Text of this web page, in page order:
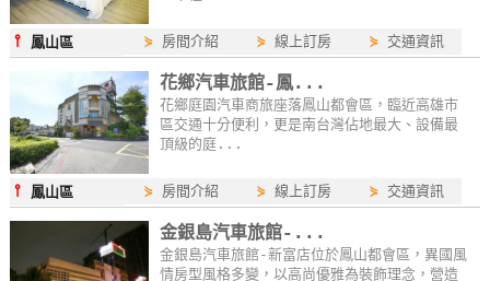
房
收
據
合
提
⫯ 鳳山區 ⋟ 房間介紹 ⋟線上訂房 ⋟ 交通資訊
花鄉汽車旅館-鳳...
花鄉庭園汽車商旅座落鳳山都會區，臨近高雄市
區交通十分便利，更是南台灣佔地最大、設備最
頂級的庭...
⫯ 鳳山區 ⋟ 房間介紹 ⋟線上訂房 ⋟ 交通資訊
金銀島汽車旅館-...
金銀島汽車旅館-新富店位於鳳山都會區，異國風
情房型風格多變，以高尚優雅為裝飾理念，營造